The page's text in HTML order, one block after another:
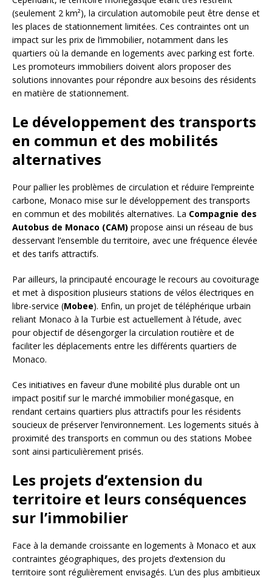
(seulement 2 km²), la circulation automobile peut être dense et
les places de stationnement limitées. Ces contraintes ont un
impact sur les prix de l’immobilier, notamment dans les
quartiers où la demande en logements avec parking est forte.
Les promoteurs immobiliers doivent alors proposer des
solutions innovantes pour répondre aux besoins des résidents
en matière de stationnement.
Le développement des transports
en commun et des mobilités
alternatives
Pour pallier les problèmes de circulation et réduire l’empreinte
carbone, Monaco mise sur le développement des transports
en commun et des mobilités alternatives. La Compagnie des
Autobus de Monaco (CAM) propose ainsi un réseau de bus
desservant l’ensemble du territoire, avec une fréquence élevée
et des tarifs attractifs.
Par ailleurs, la principauté encourage le recours au covoiturage
et met à disposition plusieurs stations de vélos électriques en
libre-service (Mobee). Enfin, un projet de téléphérique urbain
reliant Monaco à la Turbie est actuellement à l’étude, avec
pour objectif de désengorger la circulation routière et de
faciliter les déplacements entre les différents quartiers de
Monaco.
Ces initiatives en faveur d’une mobilité plus durable ont un
impact positif sur le marché immobilier monégasque, en
rendant certains quartiers plus attractifs pour les résidents
soucieux de préserver l’environnement. Les logements situés à
proximité des transports en commun ou des stations Mobee
sont ainsi particulièrement prisés.
Les projets d’extension du
territoire et leurs conséquences
sur l’immobilier
Face à la demande croissante en logements à Monaco et aux
contraintes géographiques, des projets d’extension du
territoire sont régulièrement envisagés. L’un des plus ambitieux